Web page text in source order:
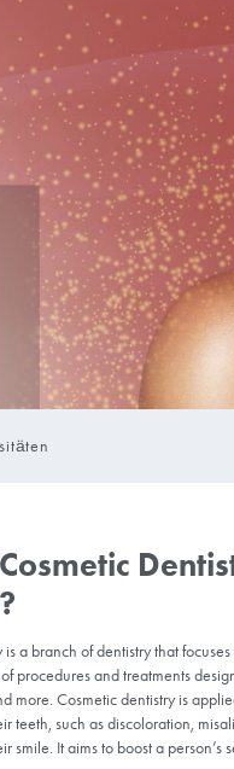
abzielt, dem
Die
sein.